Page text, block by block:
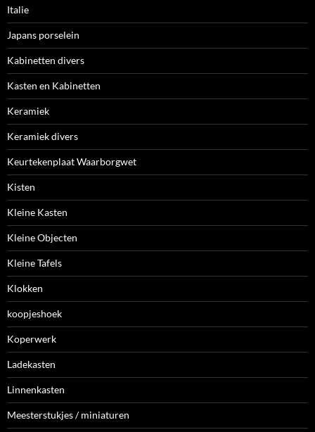
Italie
Japans porselein
Kabinetten divers
Kasten en Kabinetten
Keramiek
Keramiek divers
Keurtekenplaat Waarborgwet
Kisten
Kleine Kasten
Kleine Objecten
Kleine Tafels
Klokken
koopjeshoek
Koperwerk
Ladekasten
Linnenkasten
Meesterstukjes / miniaturen